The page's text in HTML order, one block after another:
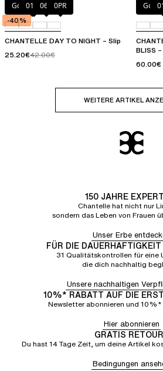
Golden Beige
011 06K 0PR
CHANTELLE DAY TO NIGHT – Slip
25.20€42.00€
-40%
BLISS
60.00€
WEITERE ARTIKEL
150 JAHRE
Chantelle hat nicht nur
sondern das Leben von Frauen
Unser Erbe
FÜR DIE
31 Qualitätskontrollen für eine
die dich nachhaltig
Unsere nachhaltigen
10%* RABATT AUF DIE
Newsletter abonnieren und
Hier abonnieren
GRATIS
Du hast 14 Tage Zeit, um deine Artikel
Bedingungen